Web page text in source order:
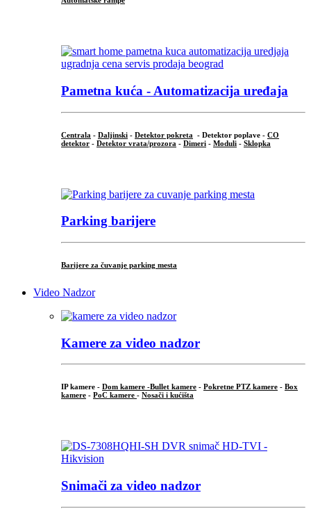
Pametna kuća - Automatizacija uređaja
Centrala - Daljinski - Detektor pokreta - Detektor poplave - CO
detektor - Detektor vrata/prozora - Dimeri - Moduli - Sklopka
Parking barijere
Barijere za čuvanje parking mesta
Video Nadzor
Kamere za video nadzor
IP kamere - Dom kamere -Bullet kamere - Pokretne PTZ kamere - Box
kamere - PoC kamere - Nosači i kućišta
Snimači za video nadzor